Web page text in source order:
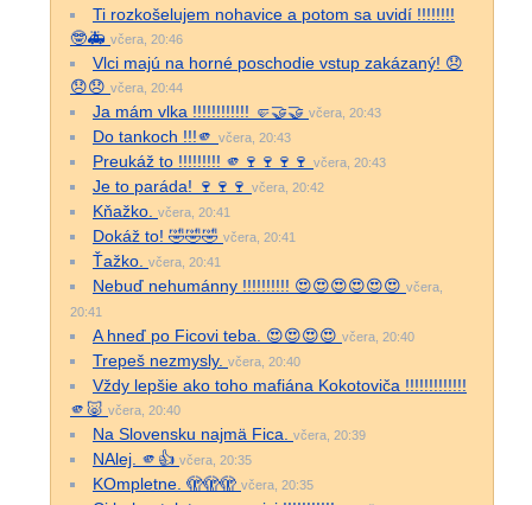
Ti rozkošelujem nohavice a potom sa uvidí !!!!!!!!
🤓🚑 včera, 20:46
Vlci majú na horné poschodie vstup zakázaný! 😞
😞😞 včera, 20:44
Ja mám vlka !!!!!!!!!!!! 🤛🤝🤝 včera, 20:43
Do tankoch !!!🫵 včera, 20:43
Preukáž to !!!!!!!!! 🫵🍷🍷🍷🍷 včera, 20:43
Je to paráda! 🍷🍷🍷 včera, 20:42
Kňažko. včera, 20:41
Dokáž to! 🤣🤣🤣 včera, 20:41
Ťažko. včera, 20:41
Nebuď nehumánny !!!!!!!!!! 😍😍😍😍😍😍 včera,
20:41
A hneď po Ficovi teba. 😍😍😍😍 včera, 20:40
Trepeš nezmysly. včera, 20:40
Vždy lepšie ako toho mafiána Kokotoviča !!!!!!!!!!!!!
🫵🐷 včera, 20:40
Na Slovensku najmä Fica. včera, 20:39
NAlej. 🫵👍 včera, 20:35
KOmpletne. 🫣🫣🫣 včera, 20:35